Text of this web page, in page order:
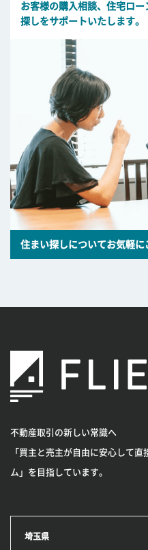
お客様の購入相談、住宅ロ
探しをサポートいたします。
住まい探しについてお気軽に
不動産取引の新しい常識へ
「買主と売主が自由に安心して
ム」を目指しています。
埼玉県